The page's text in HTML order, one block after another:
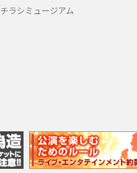
チラシミュージアム